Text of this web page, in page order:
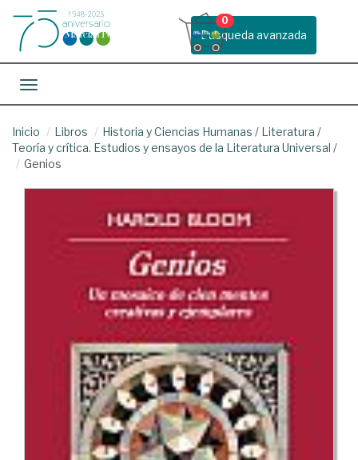
Busqueda avanzada
0
Toggle navigation
Inicio Libros Historia y Ciencias Humanas / Literatura /
Teoría y crítica. Estudios y ensayos de la Literatura Universal /
Genios